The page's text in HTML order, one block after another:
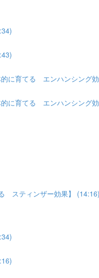
に育てる エンハンシング
に育てる エンハンシング
スティンザー効果】 (14:16)